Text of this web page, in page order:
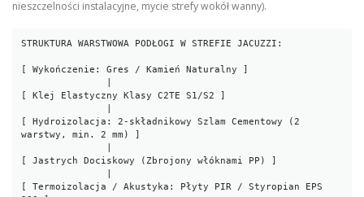
nieszczelności instalacyjne, mycie strefy wokół wanny).
STRUKTURA WARSTWOWA PODŁOGI W STREFIE JACUZZI:
[ Wykończenie: Gres / Kamień Naturalny ]
[ Klej Elastyczny Klasy C2TE S1/S2 ]
[ Hydroizolacja: 2-składnikowy Szlam Cementowy (2
warstwy, min. 2 mm) ]
[ Jastrych Dociskowy (Zbrojony włóknami PP) ]
[ Termoizolacja / Akustyka: Płyty PIR / Styropian EPS